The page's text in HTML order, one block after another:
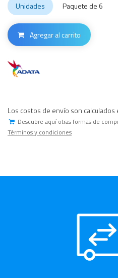
Unidades
Paquete de 6
Agregar al carrito
Los costos de envío son calculados
Descubre aquí otras formas de
Términos y condiciones